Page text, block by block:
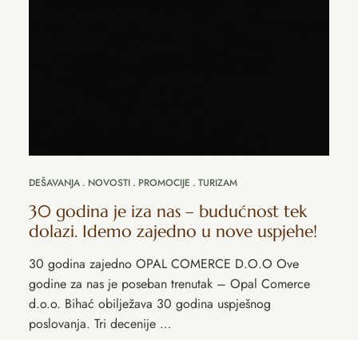
DEŠAVANJA NOVOSTI PROMOCIJE TURIZAM
30 godina je iza nas – budućnost tek
dolazi. Idemo zajedno u nove uspjehe!
30 godina zajedno OPAL COMERCE D.O.O Ove
godine za nas je poseban trenutak – Opal Comerce
d.o.o. Bihać obilježava 30 godina uspješnog
poslovanja. Tri decenije …